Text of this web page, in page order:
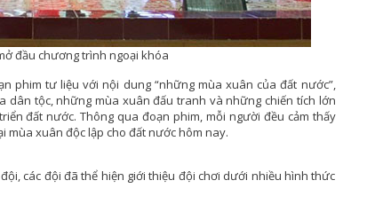
đầu chương trình ngoại khóa
phim tư liệu với nội dung “những mùa xuân của đất nước”,
dân tộc, những mùa xuân đấu tranh và những chiến tích lớn
đất nước. Thông qua đoạn phim, mỗi người đều cảm thấy
mùa xuân độc lập cho đất nước hôm nay.
các đội đã thể hiện giới thiệu đội chơi dưới nhiều hình thức